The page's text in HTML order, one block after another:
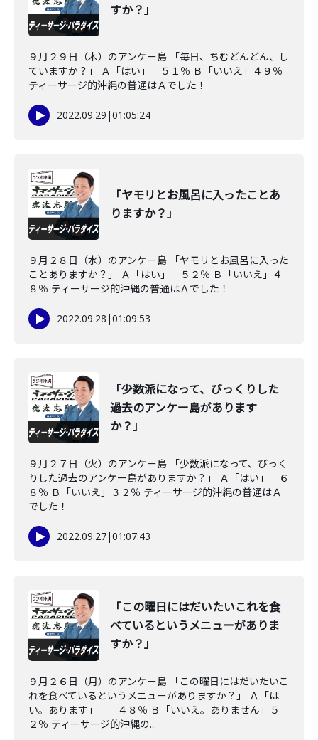
すか？」
９月２９日（木）のアンケー島 「毎日、ちむどんどん、し
ていますか？」 Ａ「はい」 ５１％ Ｂ「いいえ」４９％
ティーサージ的沖縄の普通はＡでした！
2022.09.29 |01:05:24
「ヤモリとお風呂に入ったことあ
りますか？」
９月２８日（水）のアンケー島 「ヤモリとお風呂に入った
ことありますか？」 Ａ「はい」 ５２％ Ｂ「いいえ」４
８％ ティーサージ的沖縄の普通はＡでした！
2022.09.28 |01:09:53
「少数派になって、びっくりした
過去のアンケー島があります
か？」
９月２７日（火）のアンケー島 「少数派になって、びっく
りした過去のアンケー島がありますか？」 Ａ「はい」 ６
８％ Ｂ「いいえ」３２％ ティーサージ的沖縄の普通はＡ
でした！
2022.09.27|01:07:43
「この曜日にはだいたいこれを食
べているというメニューがありま
すか？」
９月２６日（月）のアンケー島 「この曜日にはだいたいこ
れを食べているというメニューがありますか？」 Ａ「は
い。あります」 ４８％ Ｂ「いいえ。ありません」５
２％ ティーサージ的沖縄の...